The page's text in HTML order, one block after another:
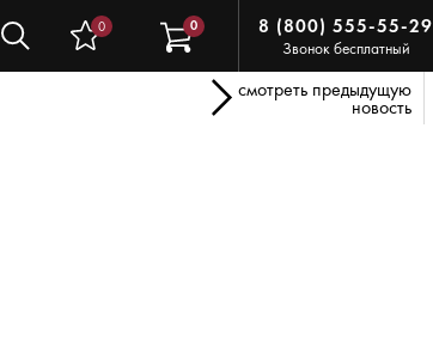
0 0 8 (800) 555-55-29
Звонок бесплатный
смотреть предыдущую
новость